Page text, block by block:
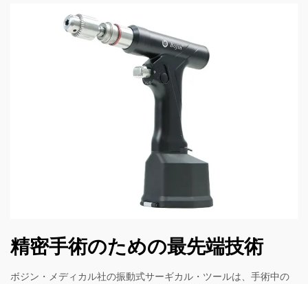
精密手術のための最先端技術
ボジン・メディカル社の振動式サーギカル・ツールは、手術中の